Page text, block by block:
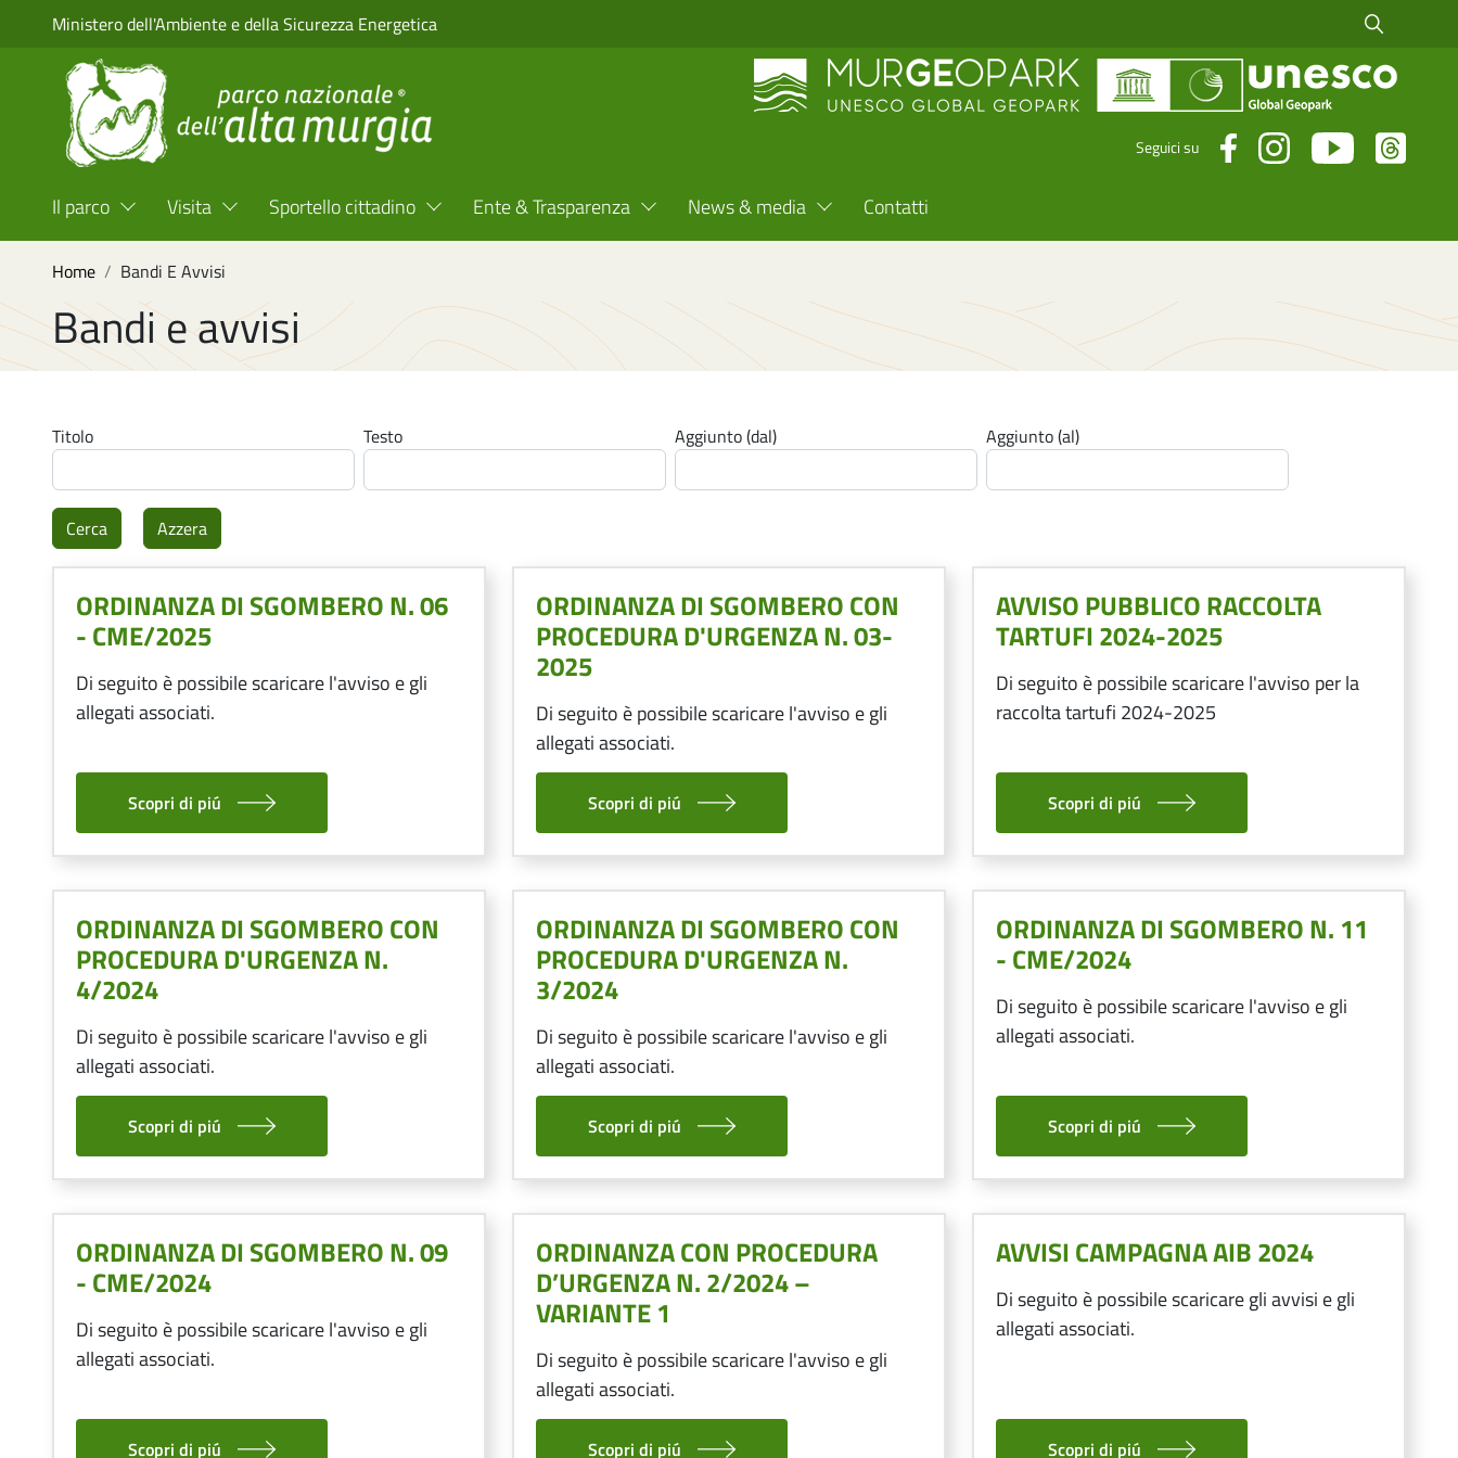
Salta al contenuto principale
Ministero dell'Ambiente e della Sicurezza Energetica Cerca fra i
Seguici su
Menu Top Header
Il parco Visita Sportello cittadino Ente & Trasparenza News & media Contatti
Home Bandi E Avvisi
Bandi e avvisi
Titolo Testo Aggiunto (dal) Aggiunto (al)
ORDINANZA DI SGOMBERO N. 06
- CME/2025
Di seguito è possibile scaricare l'avviso e gli
allegati associati.
Scopri di piú
ORDINANZA DI SGOMBERO CON
PROCEDURA D'URGENZA N. 03-
2025
Di seguito è possibile scaricare l'avviso e gli
allegati associati.
Scopri di piú
AVVISO PUBBLICO RACCOLTA
TARTUFI 2024-2025
Di seguito è possibile scaricare l'avviso per la
raccolta tartufi 2024-2025
Scopri di piú
ORDINANZA DI SGOMBERO CON
PROCEDURA D'URGENZA N.
4/2024
Di seguito è possibile scaricare l'avviso e gli
allegati associati.
Scopri di piú
ORDINANZA DI SGOMBERO CON
PROCEDURA D'URGENZA N.
3/2024
Di seguito è possibile scaricare l'avviso e gli
allegati associati.
Scopri di piú
ORDINANZA DI SGOMBERO N. 11
- CME/2024
Di seguito è possibile scaricare l'avviso e gli
allegati associati.
Scopri di piú
ORDINANZA DI SGOMBERO N. 09
- CME/2024
Di seguito è possibile scaricare l'avviso e gli
allegati associati.
Scopri di piú
ORDINANZA CON PROCEDURA
D’URGENZA N. 2/2024 –
VARIANTE 1
Di seguito è possibile scaricare l'avviso e gli
allegati associati.
Scopri di piú
AVVISI CAMPAGNA AIB 2024
Di seguito è possibile scaricare gli avvisi e gli
allegati associati.
Scopri di piú